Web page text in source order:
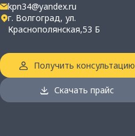
kpn34@yandex.ru
г. Волгоград, ул.
Краснополянская,53 Б
Получить консультацию
Скачать прайс